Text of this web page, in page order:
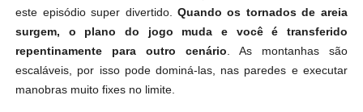
este episódio super divertido. Quando os tornados de areia
surgem, o plano do jogo muda e você é transferido
repentinamente para outro cenário . As montanhas são
escaláveis, por isso pode dominá-las, nas paredes e executar
manobras muito fixes no limite.